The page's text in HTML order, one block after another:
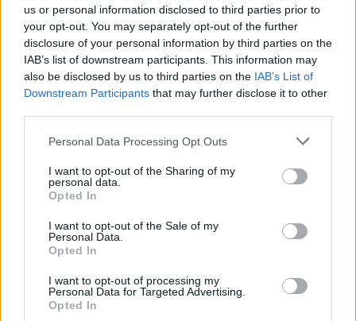
us or personal information disclosed to third parties prior to
your opt-out. You may separately opt-out of the further
disclosure of your personal information by third parties on the
IAB’s list of downstream participants. This information may
also be disclosed by us to third parties on the IAB’s List of
Downstream Participants that may further disclose it to other
Personal Data Processing Opt Outs
I want to opt-out of the Sharing of my
personal data.
Opted In
I want to opt-out of the Sale of my
Personal Data.
Opted In
I want to opt-out of processing my
Personal Data for Targeted Advertising.
Opted In
Az Audi letarolta saját rekordjait — készül
minden idők leghatékonyabb villanyautója
2026-08-04
4000 állomás, 108 másodperc: itt a Nio új
csererekordja
2026-08-05
gyártó imádott
124%-kal nőtt a BYD exportja — ez lehet az